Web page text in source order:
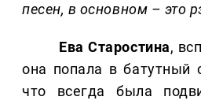
песен, в основном – это
Ева Старостина,
она попала в батутный
что всегда была